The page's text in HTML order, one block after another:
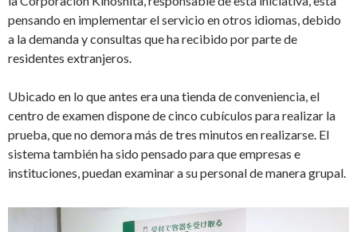
pensando en implementar el servicio en otros idiomas, debido
a la demanda y consultas que ha recibido por parte de
residentes extranjeros.
Ubicado en lo que antes era una tienda de conveniencia, el
centro de examen dispone de cinco cubículos para realizar la
prueba, que no demora más de tres minutos en realizarse. El
sistema también ha sido pensado para que empresas e
instituciones, puedan examinar a su personal de manera grupal.